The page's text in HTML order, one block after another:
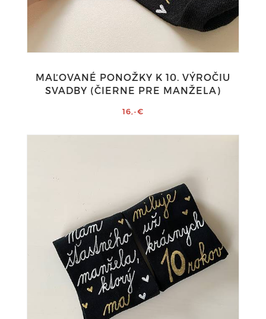
MAĽOVANÉ PONOŽKY K 10. VÝROČIU
SVADBY (ČIERNE PRE MANŽELA)
16,-€